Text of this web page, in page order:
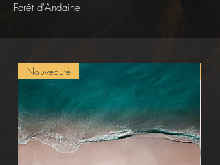
Forêt d'Andaine
Nouveauté